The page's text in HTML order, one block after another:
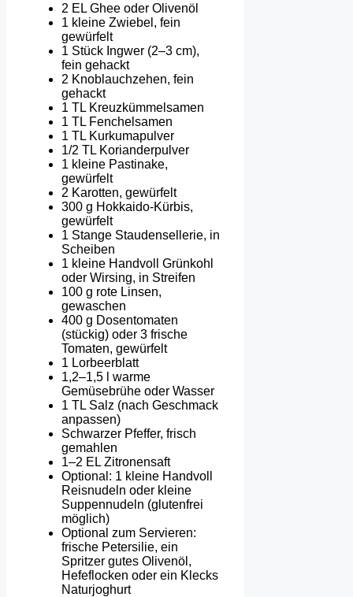
2 EL Ghee oder Olivenöl
1 kleine Zwiebel, fein
gewürfelt
1 Stück Ingwer (2–3 cm),
fein gehackt
2 Knoblauchzehen, fein
gehackt
1 TL Kreuzkümmelsamen
1 TL Fenchelsamen
1 TL Kurkumapulver
1/2 TL Korianderpulver
1 kleine Pastinake,
gewürfelt
2 Karotten, gewürfelt
300 g Hokkaido-Kürbis,
gewürfelt
1 Stange Staudensellerie, in
Scheiben
1 kleine Handvoll Grünkohl
oder Wirsing, in Streifen
100 g rote Linsen,
gewaschen
400 g Dosentomaten
(stückig) oder 3 frische
Tomaten, gewürfelt
1 Lorbeerblatt
1,2–1,5 l warme
Gemüsebrühe oder Wasser
1 TL Salz (nach Geschmack
anpassen)
Schwarzer Pfeffer, frisch
gemahlen
1–2 EL Zitronensaft
Optional: 1 kleine Handvoll
Reisnudeln oder kleine
Suppennudeln (glutenfrei
möglich)
Optional zum Servieren:
frische Petersilie, ein
Spritzer gutes Olivenöl,
Hefeflocken oder ein Klecks
Naturjoghurt